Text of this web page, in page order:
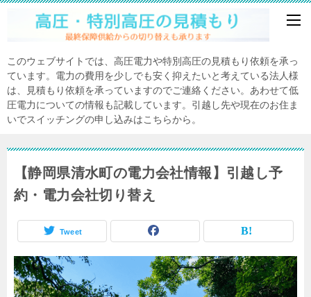
このウェブサイトでは、高圧電力や特別高圧の見積もり依頼を承っ
ています。電力の費用を少しでも安く抑えたいと考えている法人様
は、見積もり依頼を承っていますのでご連絡ください。あわせて低
圧電力についての情報も記載しています。引越し先や現在のお住ま
いでスイッチングの申し込みはこちらから。
【静岡県清水町の電力会社情報】引越し予
約・電力会社切り替え
Tweet